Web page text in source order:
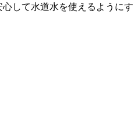
して水道水を使えるようにす